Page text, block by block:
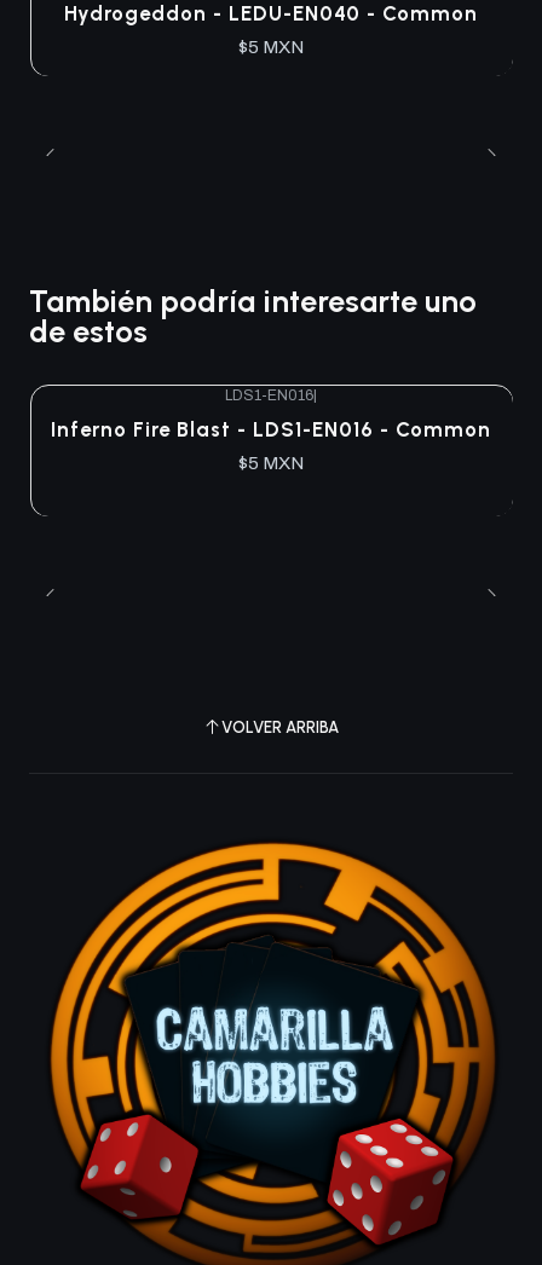
Hydrogeddon - LEDU-EN040 - Common
$5 MXN
También podría interesarte uno
de estos
Agotado
LDS1-EN016
Inferno Fire Blast - LDS1-EN016 - Common
$5 MXN
VOLVER ARRIBA